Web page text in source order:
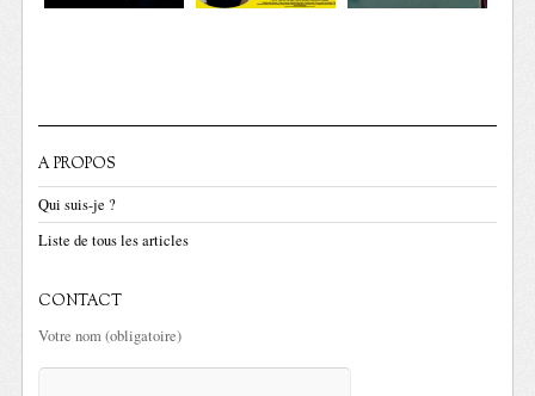
A PROPOS
Qui suis-je ?
Liste de tous les articles
CONTACT
Votre nom (obligatoire)